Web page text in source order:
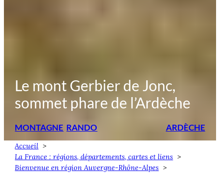
Le mont Gerbier de Jonc,
sommet phare de l’Ardèche
MONTAGNE RANDO ARDÈCHE
Accueil
La France : régions, départements, cartes et liens
Bienvenue en région Auvergne-Rhône-Alpes